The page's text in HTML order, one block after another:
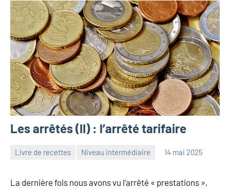
Les arrêtés (II) : l’arrêté tarifaire
Livre de recettes Niveau intermédiaire 14 mai 2025
La dernière fois nous avons vu l’arrêté « prestations »,